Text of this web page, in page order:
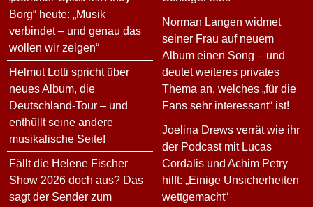
Borg“ heute: „Musik
verbindet – und genau das
wollen wir zeigen“
Helmut Lotti spricht über
neues Album, die
Deutschland-Tour – und
enthüllt seine andere
musikalische Seite!
Fällt die Helene Fischer
Show 2026 doch aus? Das
sagt der Sender zum
Norman Langen widmet
seiner Frau auf neuem
Album einen Song – und
deutet weiteres privates
Thema an, welches „für die
Fans sehr interessant“ ist!
Joelina Drews verrät wie ihr
der Podcast mit Lucas
Cordalis und Achim Petry
hilft: „Einige Unsicherheiten
wettgemacht“